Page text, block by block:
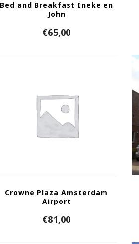
Bed and Breakfast Ineke en
John
€65,00
Crowne Plaza Amsterdam
Airport
€81,00